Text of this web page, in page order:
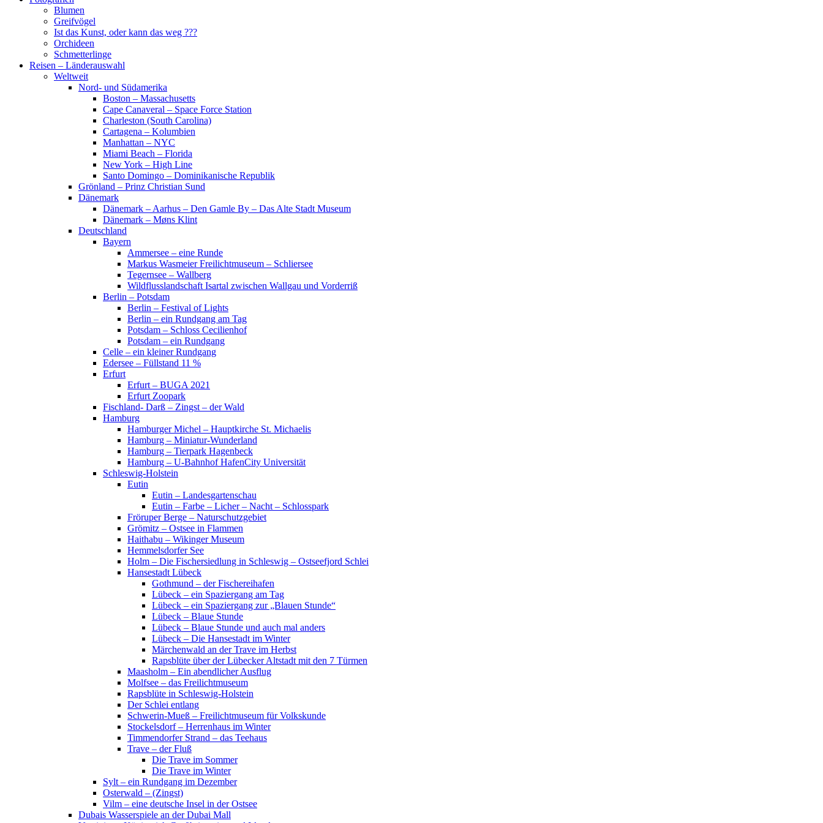
Blumen
Greifvögel
Ist das Kunst, oder kann das weg ???
Orchideen
Schmetterlinge
Reisen – Länderauswahl
Weltweit
Nord- und Südamerika
Boston – Massachusetts
Cape Canaveral – Space Force Station
Charleston (South Carolina)
Cartagena – Kolumbien
Manhattan – NYC
Miami Beach – Florida
New York – High Line
Santo Domingo – Dominikanische Republik
Grönland – Prinz Christian Sund
Dänemark
Dänemark – Aarhus – Den Gamle By – Das Alte Stadt Museum
Dänemark – Møns Klint
Deutschland
Bayern
Ammersee – eine Runde
Markus Wasmeier Freilichtmuseum – Schliersee
Tegernsee – Wallberg
Wildflusslandschaft Isartal zwischen Wallgau und Vorderriß
Berlin – Potsdam
Berlin – Festival of Lights
Berlin – ein Rundgang am Tag
Potsdam – Schloss Cecilienhof
Potsdam – ein Rundgang
Celle – ein kleiner Rundgang
Edersee – Füllstand 11 %
Erfurt
Erfurt – BUGA 2021
Erfurt Zoopark
Fischland- Darß – Zingst – der Wald
Hamburg
Hamburger Michel – Hauptkirche St. Michaelis
Hamburg – Miniatur-Wunderland
Hamburg – Tierpark Hagenbeck
Hamburg – U-Bahnhof HafenCity Universität
Schleswig-Holstein
Eutin
Eutin – Landesgartenschau
Eutin – Farbe – Licher – Nacht – Schlosspark
Fröruper Berge – Naturschutzgebiet
Grömitz – Ostsee in Flammen
Haithabu – Wikinger Museum
Hemmelsdorfer See
Holm – Die Fischersiedlung in Schleswig – Ostseefjord Schlei
Hansestadt Lübeck
Gothmund – der Fischereihafen
Lübeck – ein Spaziergang am Tag
Lübeck – ein Spaziergang zur „Blauen Stunde“
Lübeck – Blaue Stunde
Lübeck – Blaue Stunde und auch mal anders
Lübeck – Die Hansestadt im Winter
Märchenwald an der Trave im Herbst
Rapsblüte über der Lübecker Altstadt mit den 7 Türmen
Maasholm – Ein abendlicher Ausflug
Molfsee – das Freilichtmuseum
Rapsblüte in Schleswig-Holstein
Der Schlei entlang
Schwerin-Mueß – Freilichtmuseum für Volkskunde
Stockelsdorf – Herrenhaus im Winter
Timmendorfer Strand – das Teehaus
Trave – der Fluß
Die Trave im Sommer
Die Trave im Winter
Sylt – ein Rundgang im Dezember
Osterwald – (Zingst)
Vilm – eine deutsche Insel in der Ostsee
Dubais Wasserspiele an der Dubai Mall